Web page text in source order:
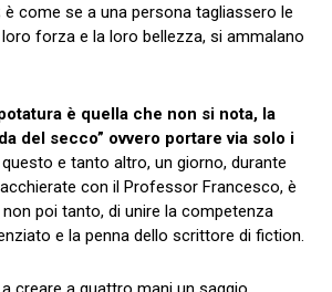
come se a una persona tagliassero le
forza e la loro bellezza, si ammalano
è quella che non si nota, la
del secco” ovvero portare via solo i
questo e tanto altro, un giorno, durante
con il Professor Francesco, è
non poi tanto, di unire la competenza
e la penna dello scrittore di fiction.